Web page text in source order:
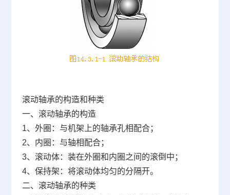
滚动轴承的构造和种类
一、滚动轴承的构造
1、外圈：与机架上的轴承孔相配合；
2、内圈：与轴相配合；
3、滚动体：装在外圈和内圈之间的滚倒中；
4、保持架：将滚动体均匀的分隔开。
二、滚动轴承的种类